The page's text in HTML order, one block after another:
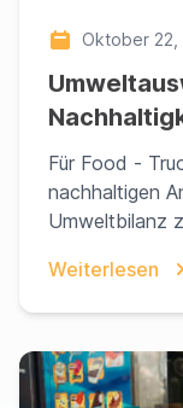
Oktober 22,
einen
Für Food ‑
nachhaltigen
Umweltbilanz
Weiterlesen